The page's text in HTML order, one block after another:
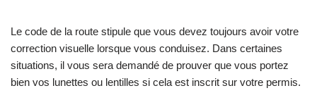
Le code de la route stipule que vous devez toujours avoir votre
correction visuelle lorsque vous conduisez. Dans certaines
situations, il vous sera demandé de prouver que vous portez
bien vos lunettes ou lentilles si cela est inscrit sur votre permis.